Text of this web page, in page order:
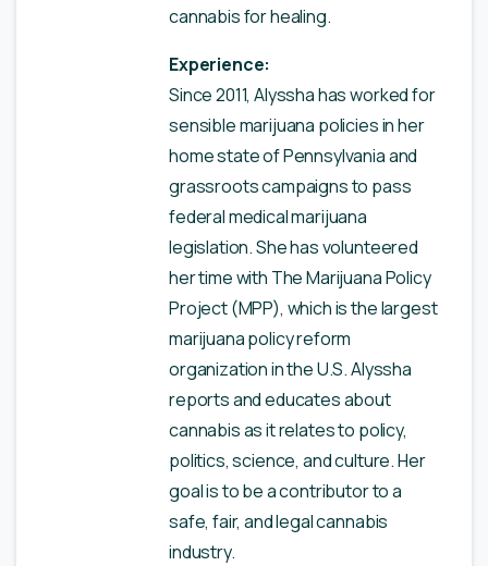
cannabis for healing.
Experience:
Since 2011, Alyssha has worked for
sensible marijuana policies in her
home state of Pennsylvania and
grassroots campaigns to pass
federal medical marijuana
legislation. She has volunteered
her time with The Marijuana Policy
Project (MPP), which is the largest
marijuana policy reform
organization in the U.S. Alyssha
reports and educates about
cannabis as it relates to policy,
politics, science, and culture. Her
goal is to be a contributor to a
safe, fair, and legal cannabis
industry.